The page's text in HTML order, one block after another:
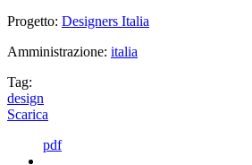
Progetto: Designers Italia
Amministrazione: italia
Tag:
design
Scarica
pdf